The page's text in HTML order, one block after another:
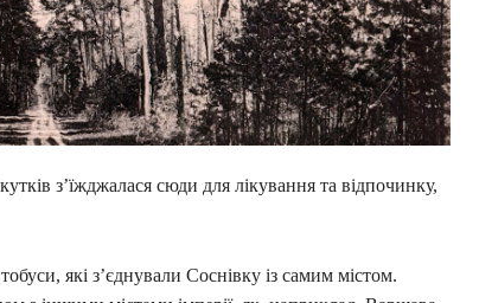
з’їжджалася сюди для лікування та відпочинку,
які з’єднували Соснівку із самим містом.